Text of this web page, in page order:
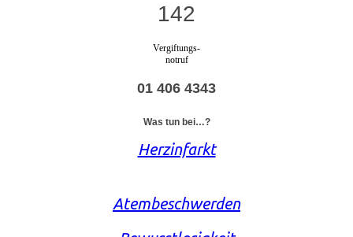
142
Vergiftungs-
notruf
01 406 4343
Was tun bei…?
Herzinfarkt
Atembeschwerden